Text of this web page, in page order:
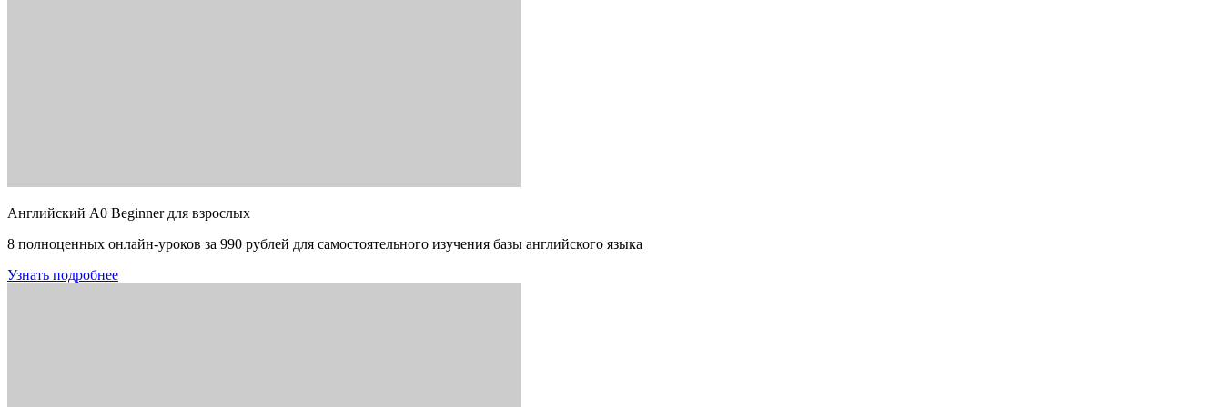
Английский A0 Beginner для взрослых
8 полноценных онлайн-уроков за 990 рублей для самостоятельного изучения базы английского языка
Узнать подробнее